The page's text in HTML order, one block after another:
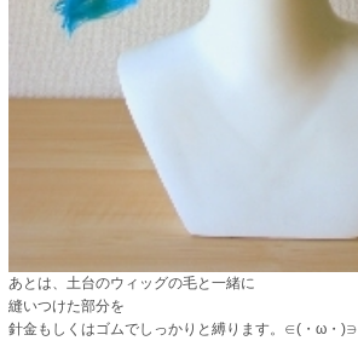
あとは、土台のウィッグの毛と一緒に
縫いつけた部分を
針金もしくはゴムでしっかりと縛ります。∈(・ω・)∋